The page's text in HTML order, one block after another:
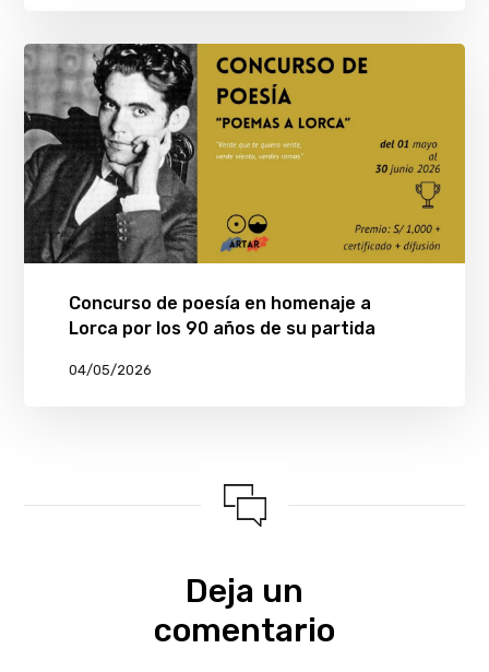
Concurso de poesía en homenaje a
Lorca por los 90 años de su partida
04/05/2026
Deja un
comentario